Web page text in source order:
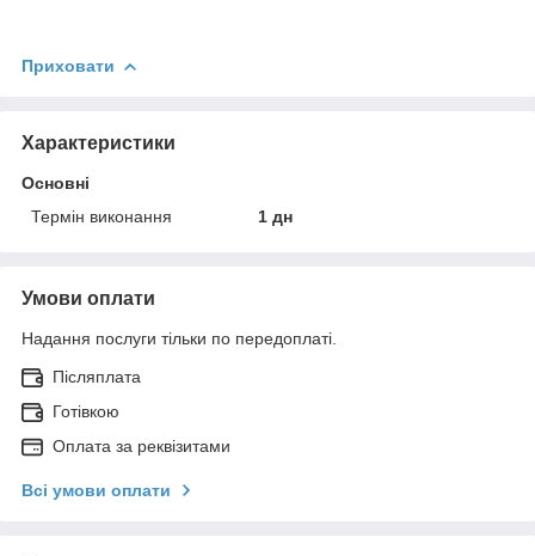
Приховати
Характеристики
Основні
Термін виконання
1 дн
Умови оплати
Надання послуги тільки по передоплаті.
Післяплата
Готівкою
Оплата за реквізитами
Всі умови оплати